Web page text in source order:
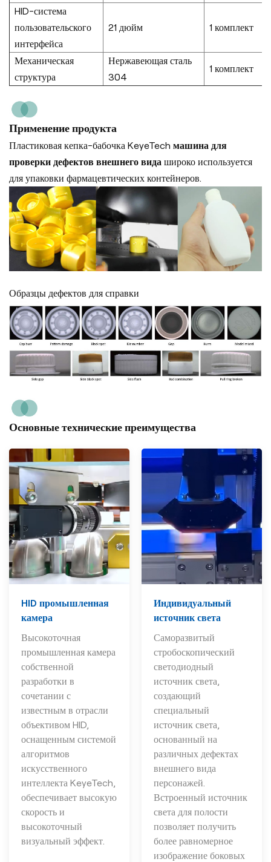
HID-система
пользовательского
интерфейса
21 дюйм 1 комплект
Механическая
структура
Нержавеющая сталь
304
1 комплект
Применение продукта
Пластиковая кепка-бабочка KeyeTech машина для
проверки дефектов внешнего вида широко используется
для упаковки фармацевтических контейнеров.
Образцы дефектов для справки
Основные технические преимущества
HID промышленная
камера
Высокоточная
промышленная камера
собственной
разработки в
сочетании с
известным в отрасли
объективом HID,
оснащенным системой
алгоритмов
искусственного
интеллекта KeyeTech,
обеспечивает высокую
скорость и
высокоточный
визуальный эффект.
Индивидуальный
источник света
Саморазвитый
стробоскопический
светодиодный
источник света,
создающий
специальный
источник света,
основанный на
различных дефектах
внешнего вида
персонажей.
Встроенный источник
света для полости
позволяет получить
более равномерное
изображение боковых